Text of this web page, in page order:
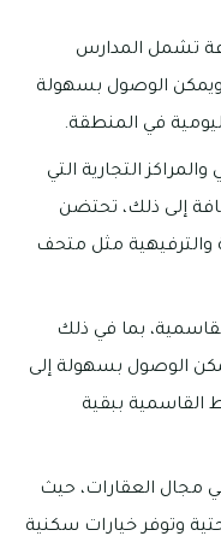
تشمل المدارس
ويمكن الوصول بسهولة
في المنطقة.
التجارية التي
إلى ذلك، تحتضن
والترفيهية مثل متحف
بما في ذلك
الوصول بسهولة إلى
القاسمية ببقية
مجال العقارات، حيث
وتوفر خيارات سكنية